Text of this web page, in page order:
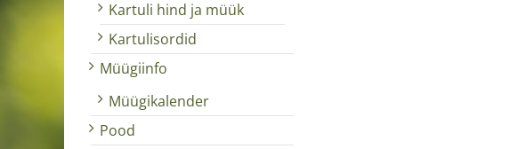
Kartuli hind ja müük
Kartulisordid
Müügiinfo
Müügikalender
Pood